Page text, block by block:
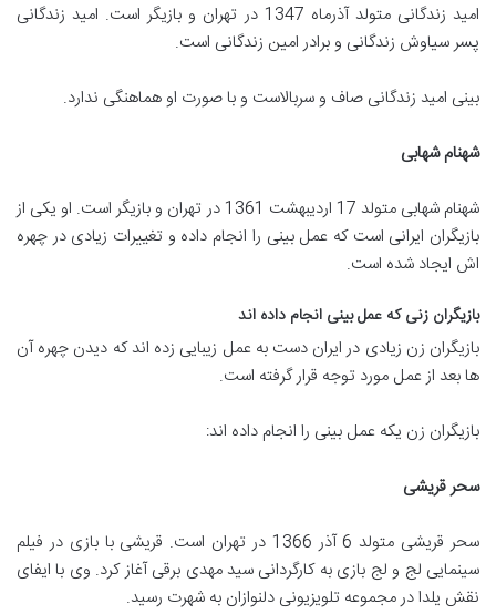
امید زندگانی متولد آذرماه 1347 در تهران و بازیگر است. امید زندگانی
پسر سیاوش زندگانی و برادر امین زندگانی است.
بینی امید زندگانی صاف و سربالاست و با صورت او هماهنگی ندارد.
شهنام شهابی
شهنام شهابی متولد 17 اردیبهشت 1361 در تهران و بازیگر است. او یکی از
بازیگران ایرانی است که عمل بینی را انجام داده و تغییرات زیادی در چهره
اش ایجاد شده است.
بازیگران زنی که عمل بینی انجام داده اند
بازیگران زن زیادی در ایران دست به عمل زیبایی زده اند که دیدن چهره آن
ها بعد از عمل مورد توجه قرار گرفته است.
بازیگران زن یکه عمل بینی را انجام داده اند:
سحر قریشی
سحر قریشی متولد 6 آذر 1366 در تهران است. قریشی با بازی در فیلم
سینمایی لج و لج بازی به کارگردانی سید مهدی برقی آغاز کرد. وی با ایفای
نقش یلدا در مجموعه تلویزیونی دلنوازان به شهرت رسید.